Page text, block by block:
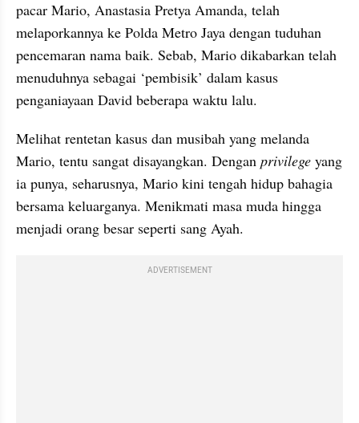
pacar Mario, Anastasia Pretya Amanda, telah
melaporkannya ke Polda Metro Jaya dengan tuduhan
pencemaran nama baik. Sebab, Mario dikabarkan telah
menuduhnya sebagai ‘pembisik’ dalam kasus
penganiayaan David beberapa waktu lalu.
Melihat rentetan kasus dan musibah yang melanda
Mario, tentu sangat disayangkan. Dengan privilege yang
ia punya, seharusnya, Mario kini tengah hidup bahagia
bersama keluarganya. Menikmati masa muda hingga
menjadi orang besar seperti sang Ayah.
ADVERTISEMENT